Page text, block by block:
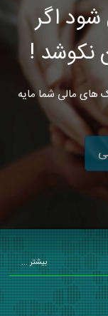
اگر
نکوشد !
های مالی شما مایه
بیشتر ...